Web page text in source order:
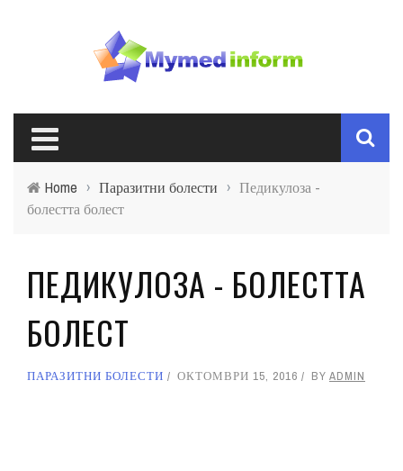
Home › Паразитни болести › Педикулоза -
болестта болест
ПЕДИКУЛОЗА - БОЛЕСТТА
БОЛЕСТ
ПАРАЗИТНИ БОЛЕСТИ ОКТОМВРИ 15, 2016 BY ADMIN